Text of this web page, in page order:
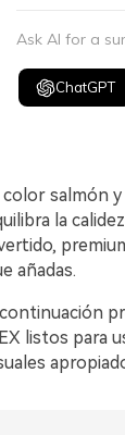
Ask AI for a
ChatGPT
color salmón
la
añadas.
listos para